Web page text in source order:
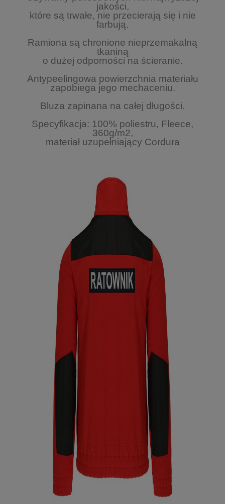
jakości,
które są trwałe, nie przecierają się i nie
farbują.
Ramiona są chronione nieprzemakalną
tkaniną
o dużej odporności na ścieranie.
Antypeelingowa powierzchnia materiału
zapobiega jego mechaceniu.
Bluza zapinana na całej długości.
Specyfikacja: 100% poliestru, Fleece,
360g/m2,
materiał uzupełniający Cordura